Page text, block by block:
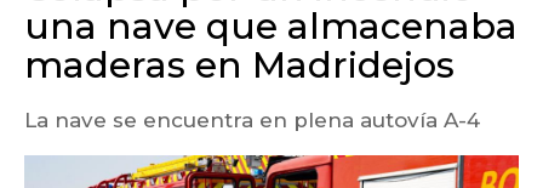
una nave que almacenaba
maderas en Madridejos
La nave se encuentra en plena autovía A-4